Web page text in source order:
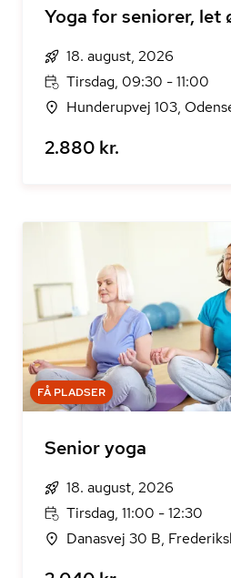
Yoga for seniorer, let
18. august, 2026
Tirsdag, 09:30 - 11:00
Hunderupvej 103,
2.880 kr.
FÅ PLADSER
Senior yoga
18. august, 2026
Tirsdag, 11:00 - 12:30
Danasvej 30 B,